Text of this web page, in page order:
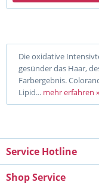
Die oxidative
gesünder das Haar,
Farbergebnis.
Lipid... mehr erfahren »
Service Hotline
Shop Service